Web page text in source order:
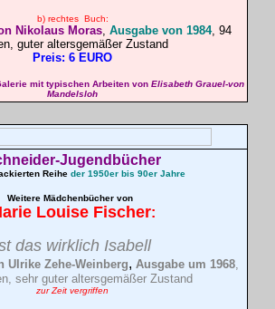
b) rechtes Buch:
Nikolaus Moras, Ausgabe von 1984, 94
guter altersgemäßer Zustand
Preis: 6 EURO
mit typischen Arbeiten von Elisabeth Grauel-von
Mandelsloh
Jugendbücher
Reihe der 1950er bis 90er Jahre
Weitere Mädchenbücher von
Louise Fischer:
das wirklich Isabell
Ulrike Zehe-Weinberg, Ausgabe um 1968,
sehr guter altersgemäßer Zustand
zur Zeit vergriffen